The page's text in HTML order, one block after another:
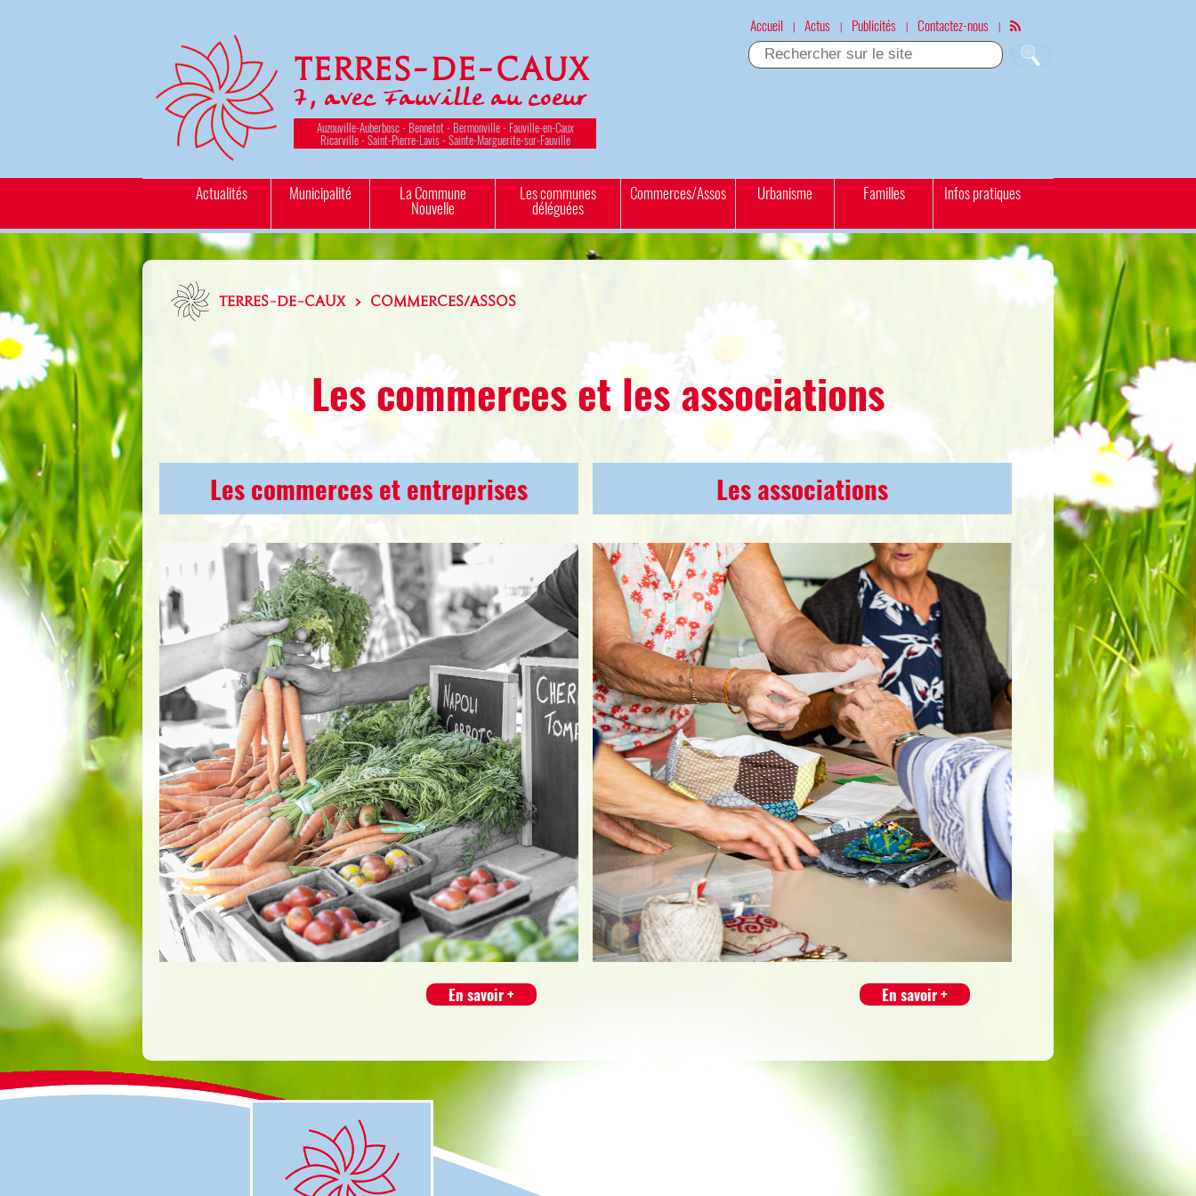
Terres-de-Caux
7, avec Fauville au coeur
Auzouville-Auberbosc - Bennetot - Bermonville - Fauville-en-Caux
Ricarville - Saint-Pierre-Lavis - Sainte-Marguerite-sur-Fauville
Accueil | Actus | Publicités | Contactez-nous |
Actualités Municipalité La Commune
Nouvelle
Les communes
déléguées
Commerces/Assos Urbanisme Familles Infos pratiques
TERRES-DE-CAUX > COMMERCES/ASSOS
Les commerces et les associations
Les commerces et entreprises
En savoir +
Les associations
En savoir +